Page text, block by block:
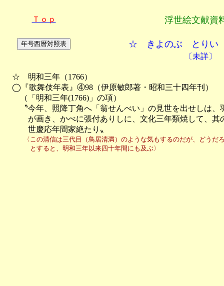
Ｔｏｐ 浮世絵文献資
☆ きよのぶ とりい
〔未詳〕
☆　明和三年（1766）
◯『歌舞伎年表』④98（伊原敏郎著・昭和三十四年刊）
（「明和三年(1766)」の項）
〝今年、照降丁角へ「翁せんべい」の見世を出せしは、
が画き、かべに張付ありしに、文化三年類焼して、其
世慶応年間家絶たり〟
〈この清信は三代目（鳥居清満）のような気もするのだが、どうだろ
とすると、明和三年以来四十年間にも及ぶ〉